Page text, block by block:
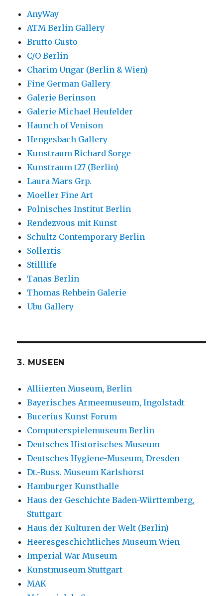
AnyWay
ATM Berlin Gallery
Brutto Gusto
C/O Berlin
Charim Ungar (Berlin & Wien)
Fine German Gallery
Galerie Berinson
Galerie Michael Heufelder
Haunch of Venison
Hengesbach Gallery
Kunstraum Richard Sorge
Kunstraum t27 (Berlin)
Laura Mars Grp.
Moeller Fine Art
Polnisches Institut Berlin
Rendezvous mit Kunst
Schultz Contemporary Berlin
Sollertis
Stilllife
Tanas Berlin
Thomas Rehbein Galerie
Ubu Gallery
3. MUSEEN
Alliierten Museum, Berlin
Bayerisches Armeemuseum, Ingolstadt
Bucerius Kunst Forum
Computerspielemuseum Berlin
Deutsches Historisches Museum
Deutsches Hygiene-Museum, Dresden
Dt.-Russ. Museum Karlshorst
Hamburger Kunsthalle
Haus der Geschichte Baden-Württemberg,
Stuttgart
Haus der Kulturen der Welt (Berlin)
Heeresgeschichtliches Museum Wien
Imperial War Museum
Kunstmuseum Stuttgart
MAK